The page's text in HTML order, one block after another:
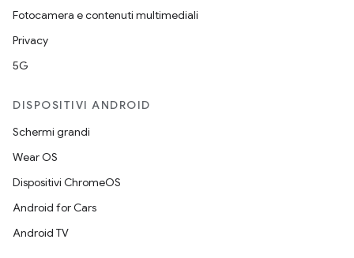
Fotocamera e contenuti multimediali
Privacy
5G
DISPOSITIVI ANDROID
Schermi grandi
Wear OS
Dispositivi ChromeOS
Android for Cars
Android TV